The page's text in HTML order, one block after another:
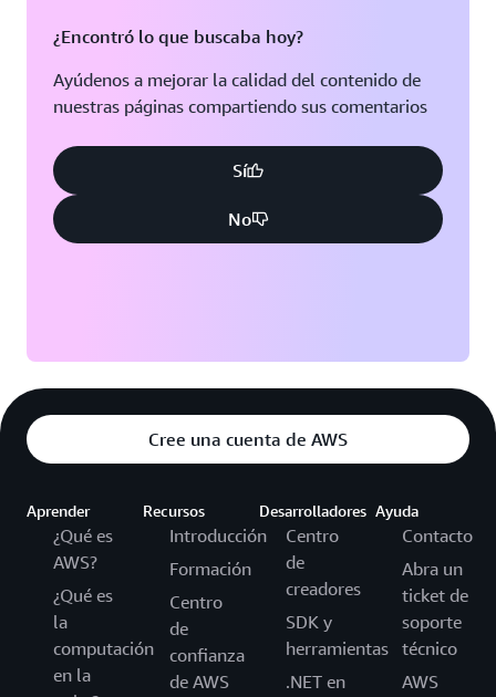
¿Encontró lo que buscaba hoy?
Ayúdenos a mejorar la calidad del contenido de
nuestras páginas compartiendo sus comentarios
Sí
No
Cree una cuenta de AWS
Aprender
¿Qué es
AWS?
¿Qué es
la
computación
en la
Recursos
Introducción
Formación
Centro
de
confianza
de AWS
Desarrolladores
Centro
de
creadores
SDK y
herramientas
.NET en
Ayuda
Contacto
Abra un
ticket de
soporte
técnico
AWS